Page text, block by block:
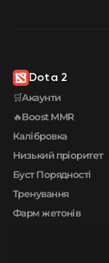
Dota 2
🛒Акаунти
🔥Boost MMR
Калібровка
Низький пріоритет
Буст Порядності
Тренування
Фарм жетонів